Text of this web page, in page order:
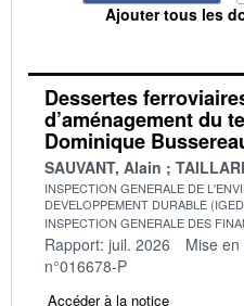
Ajouter tous les
Dessertes
d’aménagement du
Dominique
SAUVANT, Alain
INSPECTION GENERALE DE
DEVELOPPEMENT DURABLE
INSPECTION GENERALE DES
Rapport: juil. 2026 Mise
n°016678-P
Accéder à la notice